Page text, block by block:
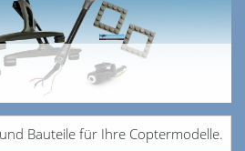
Bauteile für Ihre Coptermodelle.